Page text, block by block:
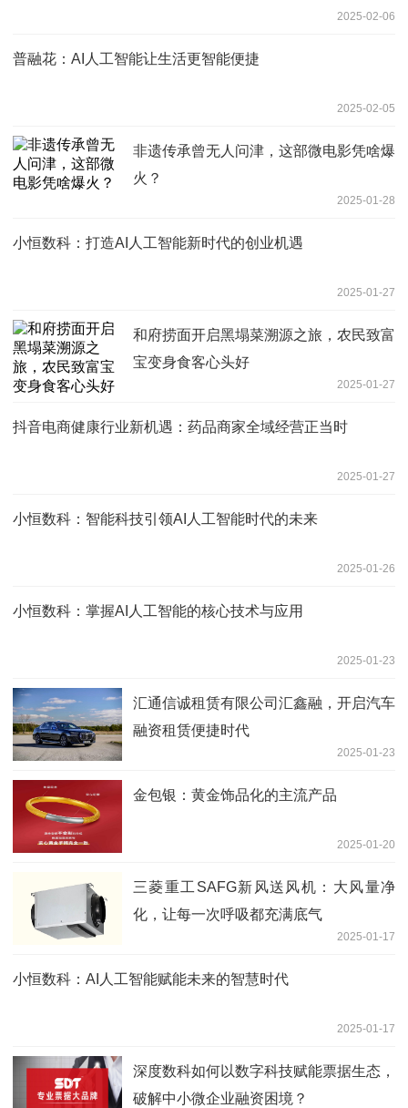
2025-02-06
普融花：AI人工智能让生活更智能便捷
2025-02-05
非遗传承曾无人问津，这部微电影凭啥爆
火？
2025-01-28
小恒数科：打造AI人工智能新时代的创业机遇
2025-01-27
和府捞面开启黑塌菜溯源之旅，农民致富
宝变身食客心头好
2025-01-27
抖音电商健康行业新机遇：药品商家全域经营正当时
2025-01-27
小恒数科：智能科技引领AI人工智能时代的未来
2025-01-26
小恒数科：掌握AI人工智能的核心技术与应用
2025-01-23
汇通信诚租赁有限公司汇鑫融，开启汽车
融资租赁便捷时代
2025-01-23
金包银：黄金饰品化的主流产品
2025-01-20
三菱重工SAFG新风送风机：大风量净
化，让每一次呼吸都充满底气
2025-01-17
小恒数科：AI人工智能赋能未来的智慧时代
2025-01-17
深度数科如何以数字科技赋能票据生态，
破解中小微企业融资困境？